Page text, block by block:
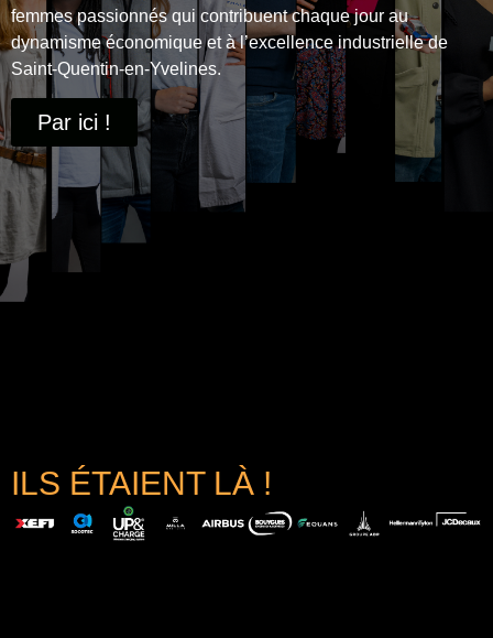
femmes passionnés qui contribuent chaque jour au
dynamisme économique et àl’excellence industriellede
Saint-Quentin-en-Yvelines.
Par ici !
ILS ÉTAIENT LÀ !